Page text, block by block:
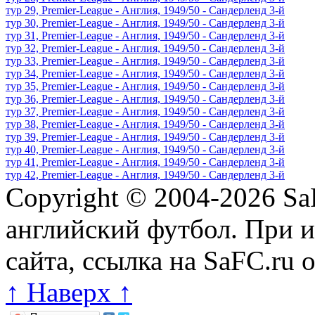
тур 29, Рremier-League - Англия, 1949/50 - Сандерленд 3-й
тур 30, Рremier-League - Англия, 1949/50 - Сандерленд 3-й
тур 31, Рremier-League - Англия, 1949/50 - Сандерленд 3-й
тур 32, Рremier-League - Англия, 1949/50 - Сандерленд 3-й
тур 33, Рremier-League - Англия, 1949/50 - Сандерленд 3-й
тур 34, Рremier-League - Англия, 1949/50 - Сандерленд 3-й
тур 35, Рremier-League - Англия, 1949/50 - Сандерленд 3-й
тур 36, Рremier-League - Англия, 1949/50 - Сандерленд 3-й
тур 37, Рremier-League - Англия, 1949/50 - Сандерленд 3-й
тур 38, Рremier-League - Англия, 1949/50 - Сандерленд 3-й
тур 39, Рremier-League - Англия, 1949/50 - Сандерленд 3-й
тур 40, Рremier-League - Англия, 1949/50 - Сандерленд 3-й
тур 41, Рremier-League - Англия, 1949/50 - Сандерленд 3-й
тур 42, Рremier-League - Англия, 1949/50 - Сандерленд 3-й
Copyright © 2004-2026
английский футбол. При
сайта, ссылка на SaFC.ru
↑ Наверх ↑